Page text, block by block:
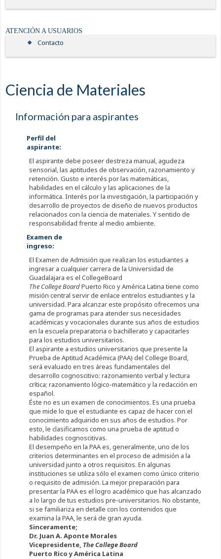
ATENCIÓN A USUARIOS
Contacto
Ciencia de Materiales
Información para aspirantes
Perfil del
aspirante:
El aspirante debe poseer destreza manual, agudeza
sensorial, las aptitudes de observación, razonamiento y
retención. Gusto e interés por las matemáticas,
habilidades en el cálculo y las aplicaciones de la
informática. Interés por la investigación, la participación y
desarrollo de proyectos de diseño de nuevos productos
relacionados con la ciencia de materiales. Y sentido de
responsabilidad frente al medio ambiente.
Examen de
ingreso:
El Examen de Admisión que realizan los estudiantes a
ingresar a cualquier carrera de la Universidad de
Guadalajara es el CollegeBoard
The College BoardPuerto Rico y América Latina tiene como
misión central servir de enlace entrelos estudiantes y la
universidad. Para alcanzar este propósito ofrecemos una
gama de programas para atender sus necesidades
académicas y vocacionales durante sus años de estudios
en la escuela preparatoria o bachillerato y capacitarles
para los estudios universitarios.
El aspirante a estudios universitarios que presente la
Prueba de Aptitud Académica (PAA) del College Board,
será evaluado en tres áreas fundamentales del
desarrollo cognoscitivo: razonamiento verbal y lectura
crítica; razonamiento lógico-matemático y la redacción en
español.
Éste no es un examen de conocimientos. Es una prueba
que mide lo que el estudiante es capaz de hacer con el
conocimiento adquirido en sus años de estudios. Por
esto, le clasificamos como una prueba de aptitud o
habilidades cognoscitivas.
El desempeño en la PAA es, generalmente, uno de los
criterios determinantes en el proceso de admisión a la
universidad junto a otros requisitos. En algunas
instituciones se utiliza sólo el examen como único criterio
o requisito de admisión. La mejor preparación para
presentar la PAA es el logro académico que has alcanzado
a lo largo de tus estudios pre-universitarios. No obstante,
si se familiariza en detalle con los contenidos que
examina la PAA, le será de gran ayuda.
Sinceramente;
Dr. Juan A. Aponte Morales
Vicepresidente, The College Board
Puerto Rico y América Latina